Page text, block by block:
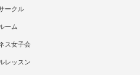
ークル
ーム
ス女子会
レッスン